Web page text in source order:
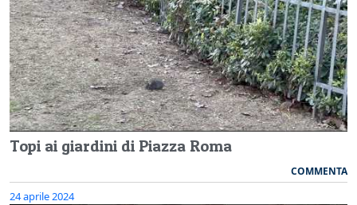
Topi ai giardini di Piazza Roma
COMMENTA
24 aprile 2024